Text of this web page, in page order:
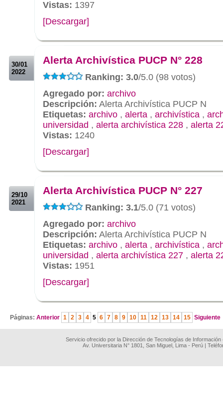
Vistas: 1397
[Descargar]
30/01
2022
Alerta Archivística PUCP N° 228
Ranking: 3.0/5.0 (98 votos)
Agregado por: archivo
Descripción: Alerta Archivística PUCP N
Etiquetas: archivo , alerta , archivística ,
universidad , alerta archivística 228 , alerta
Vistas: 1240
[Descargar]
29/10
2021
Alerta Archivística PUCP N° 227
Ranking: 3.1/5.0 (71 votos)
Agregado por: archivo
Descripción: Alerta Archivística PUCP N
Etiquetas: archivo , alerta , archivística ,
universidad , alerta archivística 227 , alerta
Vistas: 1951
[Descargar]
Páginas: Anterior 1 2 3 4 5 6 7 8 9 10 11 12 13 14 15 Siguiente
Servicio ofrecido por la Dirección de Tecnologías de
Av. Universitaria N° 1801, San Miguel, Lima - Perú |